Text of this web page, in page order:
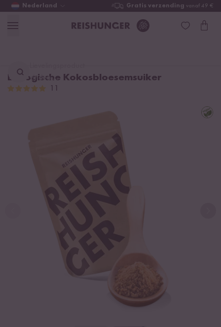
Nederland Gratis verzending vanaf 49 €
vinden ...
Biologische Kokosbloesemsuiker